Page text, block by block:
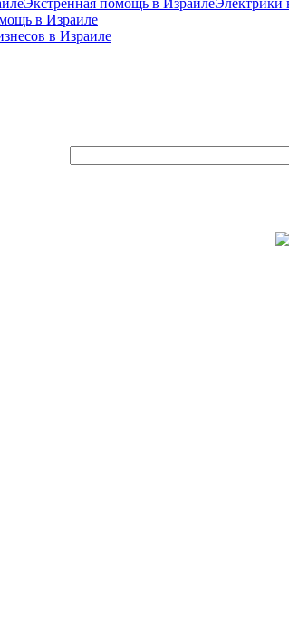
Экстренная помощь в ИзраилеЭлектрики
в Израиле